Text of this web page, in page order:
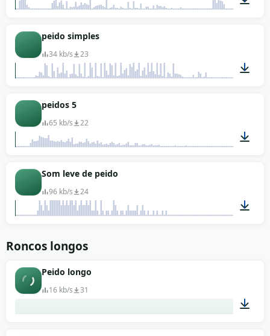
peido simples
34 kb/s 23
peidos 5
65 kb/s 22
Som leve de peido
96 kb/s 24
Roncos longos
Peido longo
16 kb/s 31